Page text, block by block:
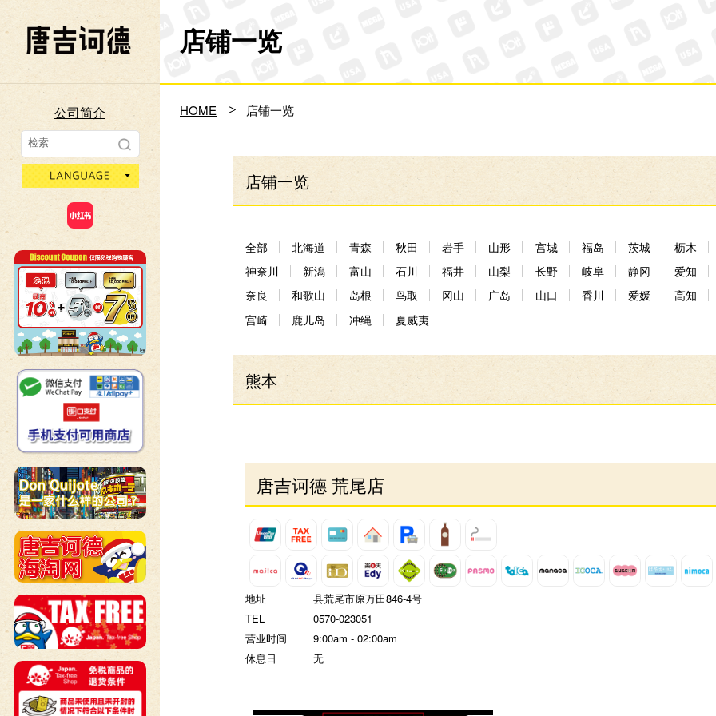
Don Quijote
公司简介
language
店铺一览
HOME 店铺一览
店铺一览
全部 北海道 青森 秋田 岩手 山形 宫城 福岛 茨城
枥木
神奈川
新潟 富山 石川 福井 山梨 长野 岐阜 静冈
爱知
奈良
和歌山 岛根 鸟取 冈山 广岛 山口 香川 爱媛
高知
宫崎
鹿儿岛 冲绳 夏威夷
熊本
唐吉诃德 荒尾店
地址
县荒尾市原万田846-4号
TEL
0570-023051
营业时间
9:00am - 02:00am
休息日
无